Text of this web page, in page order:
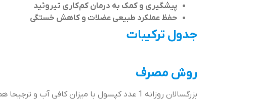
پیشگیری و کمک به درمان کم‌کاری تیروئید
حفظ عملکرد طبیعی عضلات و کاهش خستگی
جدول ترکیبات
روش مصرف
بزرگسالان روزانه 1 عدد کپسول با میزان کافی آب و ترجیحا همراه غذا میل شود.